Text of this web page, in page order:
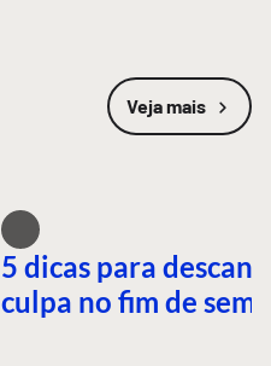
Veja mais
5 dicas para
culpa no fim de